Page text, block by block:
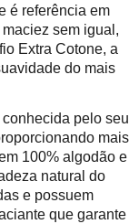
é referência em
sem igual,
Extra Cotone, a
do mais
pelo seu
mais
100% algodão e
natural do
e possuem
que garante